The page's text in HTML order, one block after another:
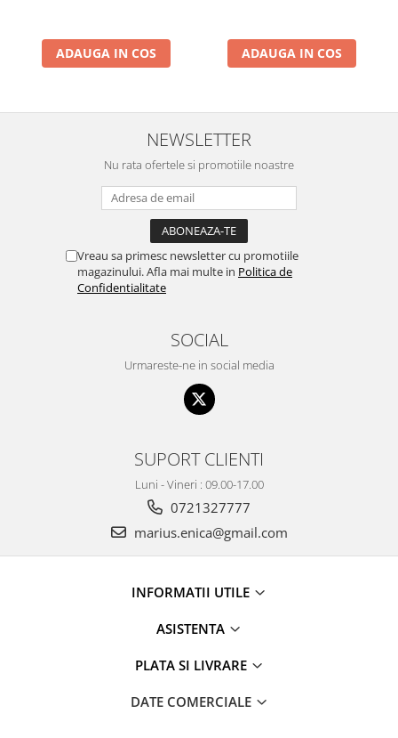
ADAUGA IN COS ADAUGA IN COS
NEWSLETTER
Nu rata ofertele si promotiile noastre
Vreau sa primesc newsletter cu promotiile
magazinului. Afla mai multe in Politica de
Confidentialitate
SOCIAL
Urmareste-ne in social media
SUPORT CLIENTI
Luni - Vineri : 09.00-17.00
0721327777
marius.enica@gmail.com
INFORMATII UTILE
ASISTENTA
PLATA SI LIVRARE
DATE COMERCIALE